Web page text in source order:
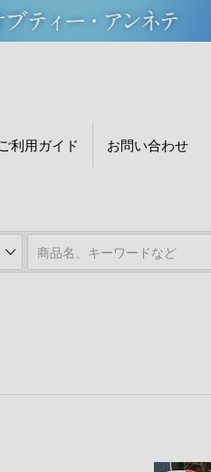
ご利用ガイド お問い合わせ